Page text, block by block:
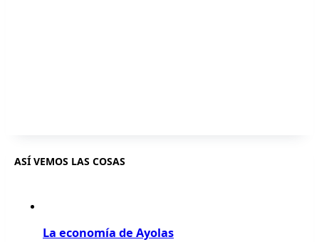
ASÍ VEMOS LAS COSAS
La economía de Ayolas